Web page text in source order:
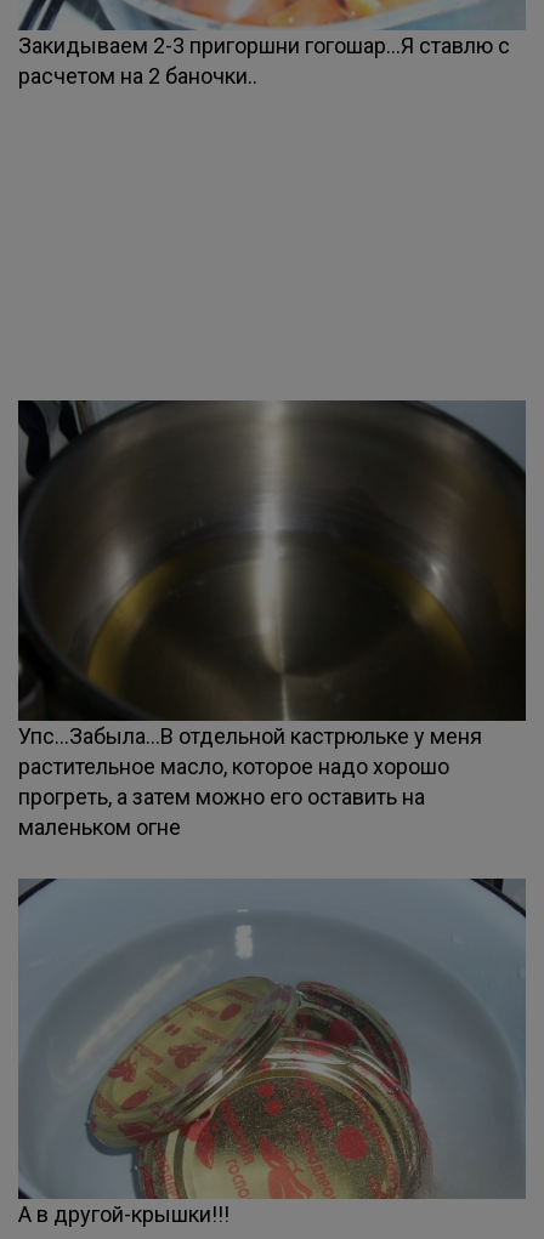
Закидываем 2-3 пригоршни гогошар...Я ставлю с
расчетом на 2 баночки..
Упс...Забыла...В отдельной кастрюльке у меня
растительное масло, которое надо хорошо
прогреть, а затем можно его оставить на
маленьком огне
А в другой-крышки!!!